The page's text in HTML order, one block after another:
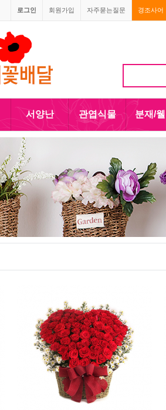
경조사어
자주묻는질문
회원가입
로그인
서양난 관엽식물 분재/